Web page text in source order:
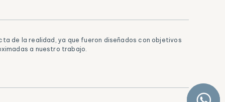
de la realidad, ya que fueron diseñados con objetivos
a nuestro trabajo.